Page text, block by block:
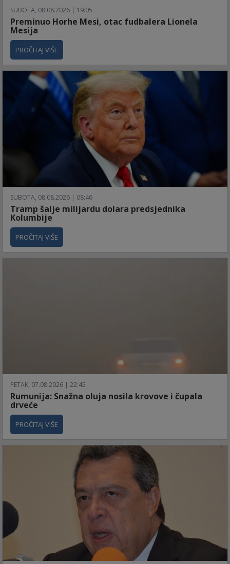
SUBOTA, 08.08.2026 | 19:05
Preminuo Horhe Mesi, otac fudbalera Lionela
Mesija
PROČITAJ VIŠE
SUBOTA, 08.08.2026 | 08:46
Tramp šalje milijardu dolara predsjednika
Kolumbije
PROČITAJ VIŠE
PETAK, 07.08.2026 | 22:45
Rumunija: Snažna oluja nosila krovove i čupala
drveće
PROČITAJ VIŠE